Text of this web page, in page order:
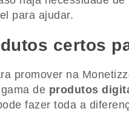
para ajudar.
certos
promover na
de produtos
fazer toda a